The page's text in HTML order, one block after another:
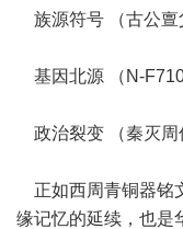
族源符号 （古公亶
基因北源 （N-
政治裂变 （秦灭周
正如西周青铜器铭
缘记忆的延续，也是